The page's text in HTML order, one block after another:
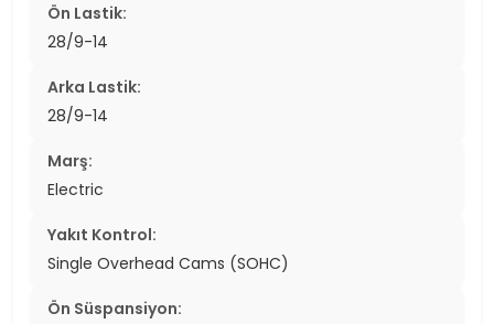
Ön Lastik:
28/9-14
Arka Lastik:
28/9-14
Marş:
Electric
Yakıt Kontrol:
Single Overhead Cams (SOHC)
Ön Süspansiyon: